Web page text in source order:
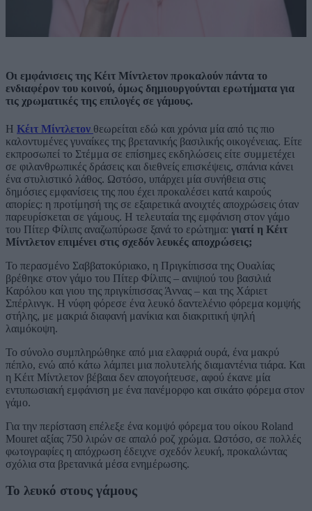
Οι εμφάνισεις της Κέιτ Μίντλετον προκαλούν πάντα το
ενδιαφέρον του κοινού, όμως δημιουργούνται ερωτήματα για
τις χρωματικές της επιλογές σε γάμους.
Η Κέιτ Μίντλετον θεωρείται εδώ και χρόνια μία από τις πιο
καλοντυμένες γυναίκες της βρετανικής βασιλικής οικογένειας. Είτε
εκπροσωπεί το Στέμμα σε επίσημες εκδηλώσεις είτε συμμετέχει
σε φιλανθρωπικές δράσεις και διεθνείς επισκέψεις, σπάνια κάνει
ένα στυλιστικό λάθος. Ωστόσο, υπάρχει μία συνήθεια στις
δημόσιες εμφανίσεις της που έχει προκαλέσει κατά καιρούς
απορίες: η προτίμησή της σε εξαιρετικά ανοιχτές αποχρώσεις όταν
παρευρίσκεται σε γάμους. Η τελευταία της εμφάνιση στον γάμο
του Πίτερ Φίλιπς αναζωπύρωσε ξανά το ερώτημα: γιατί η Κέιτ
Μίντλετον επιμένει στις σχεδόν λευκές αποχρώσεις;
Το περασμένο Σαββατοκύριακο, η Πριγκίπισσα της Ουαλίας
βρέθηκε στον γάμο του Πίτερ Φίλιπς – ανιψιού του βασιλιά
Καρόλου και γιου της πριγκίπισσας Άννας – και της Χάριετ
Σπέρλινγκ. Η νύφη φόρεσε ένα λευκό δαντελένιο φόρεμα κομψής
στήλης, με μακριά διαφανή μανίκια και διακριτική ψηλή
λαιμόκοψη.
Το σύνολο συμπληρώθηκε από μια ελαφριά ουρά, ένα μακρύ
πέπλο, ενώ από κάτω λάμπει μια πολυτελής διαμαντένια τιάρα. Και
η Κέιτ Μίντλετον βέβαια δεν απογοήτευσε, αφού έκανε μία
εντυπωσιακή εμφάνιση με ένα πανέμορφο και σικάτο φόρεμα στον
γάμο.
Για την περίσταση επέλεξε ένα κομψό φόρεμα του οίκου Roland
Mouret αξίας 750 λιρών σε απαλό ροζ χρώμα. Ωστόσο, σε πολλές
φωτογραφίες η απόχρωση έδειχνε σχεδόν λευκή, προκαλώντας
σχόλια στα βρετανικά μέσα ενημέρωσης.
Το λευκό στους γάμους